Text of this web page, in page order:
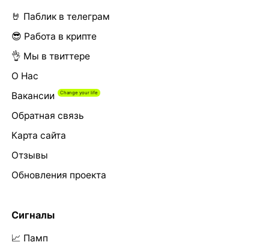
🤘 Паблик в телеграм
😎 Работа в крипте
👌 Мы в твиттере
О Нас
Вакансии
Обратная связь
Карта сайта
Отзывы
Обновления проекта
Сигналы
📈 Памп